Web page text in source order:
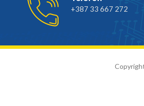
+387 33 667 272